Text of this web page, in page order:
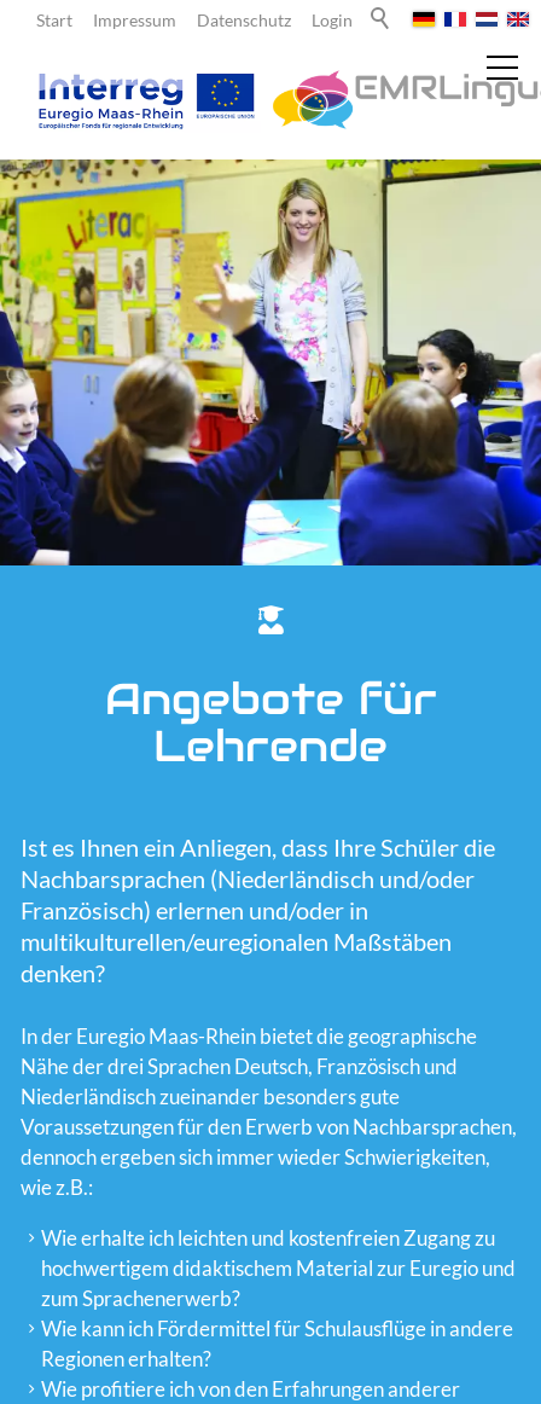
Login
Datenschutz
Impressum
Start
Aktuelles
Über uns
Lehrende
Angebote für Lehrende
Fördermittel
Lernorte und Schulnetzwerk
Schulnetzwerke
Angebote für
Lehrende
Ist es Ihnen ein Anliegen, dass Ihre Schüler die
Nachbarsprachen (Niederländisch und/oder
Französisch) erlernen und/oder in
multikulturellen/euregionalen Maßstäben
denken?
In der Euregio Maas-Rhein bietet die geographische
Nähe der drei Sprachen Deutsch, Französisch und
Niederländisch zueinander besonders gute
Voraussetzungen für den Erwerb von Nachbarsprachen,
dennoch ergeben sich immer wieder Schwierigkeiten,
wie z.B.:
Wie erhalte ich leichten und kostenfreien Zugang zu
hochwertigem didaktischem Material zur Euregio und
zum Sprachenerwerb?
Wie kann ich Fördermittel für Schulausflüge in andere
Regionen erhalten?
Wie profitiere ich von den Erfahrungen anderer